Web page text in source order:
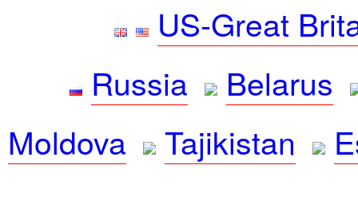
US-Great
Russia
Belarus
Moldova
Tajikistan